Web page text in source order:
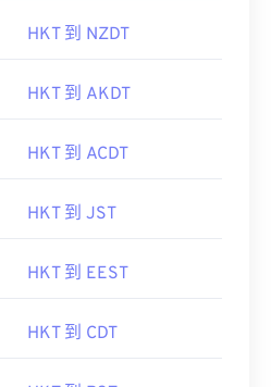
HKT 到 NZDT
HKT 到 AKDT
HKT 到 ACDT
HKT 到 JST
HKT 到 EEST
HKT 到 CDT